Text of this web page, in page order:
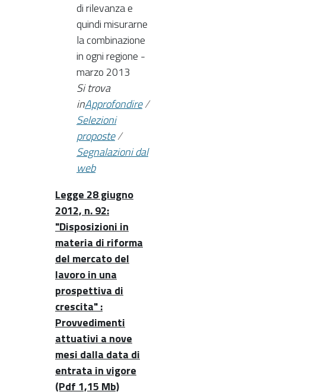
di rilevanza e
quindi misurarne
la combinazione
in ogni regione -
marzo 2013
Si trova
inApprofondire/
Selezioni
proposte/
Segnalazioni dal
web
Legge 28 giugno
2012, n. 92:
"Disposizioni in
materia di riforma
del mercato del
lavoro in una
prospettiva di
crescita" :
Provvedimenti
attuativi a nove
mesi dalla data di
entrata in vigore
(Pdf 1,15 Mb)